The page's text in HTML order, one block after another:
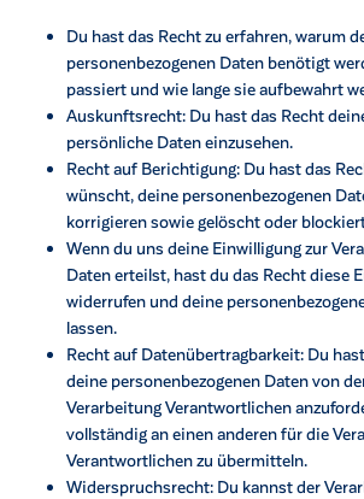
Du hast das Recht zu erfahren, warum
personenbezogenen Daten benötigt
passiert und wie lange sie aufbewahrt
Auskunftsrecht: Du hast das Recht
persönliche Daten einzusehen.
Recht auf Berichtigung: Du hast das
wünscht, deine personenbezogenen
korrigieren sowie gelöscht oder
Wenn du uns deine Einwilligung zur
Daten erteilst, hast du das Recht diese
widerrufen und deine
lassen.
Recht auf Datenübertragbarkeit: Du
deine personenbezogenen Daten von
Verarbeitung Verantwortlichen
vollständig an einen anderen für die
Verantwortlichen zu übermitteln.
Widerspruchsrecht: Du kannst der